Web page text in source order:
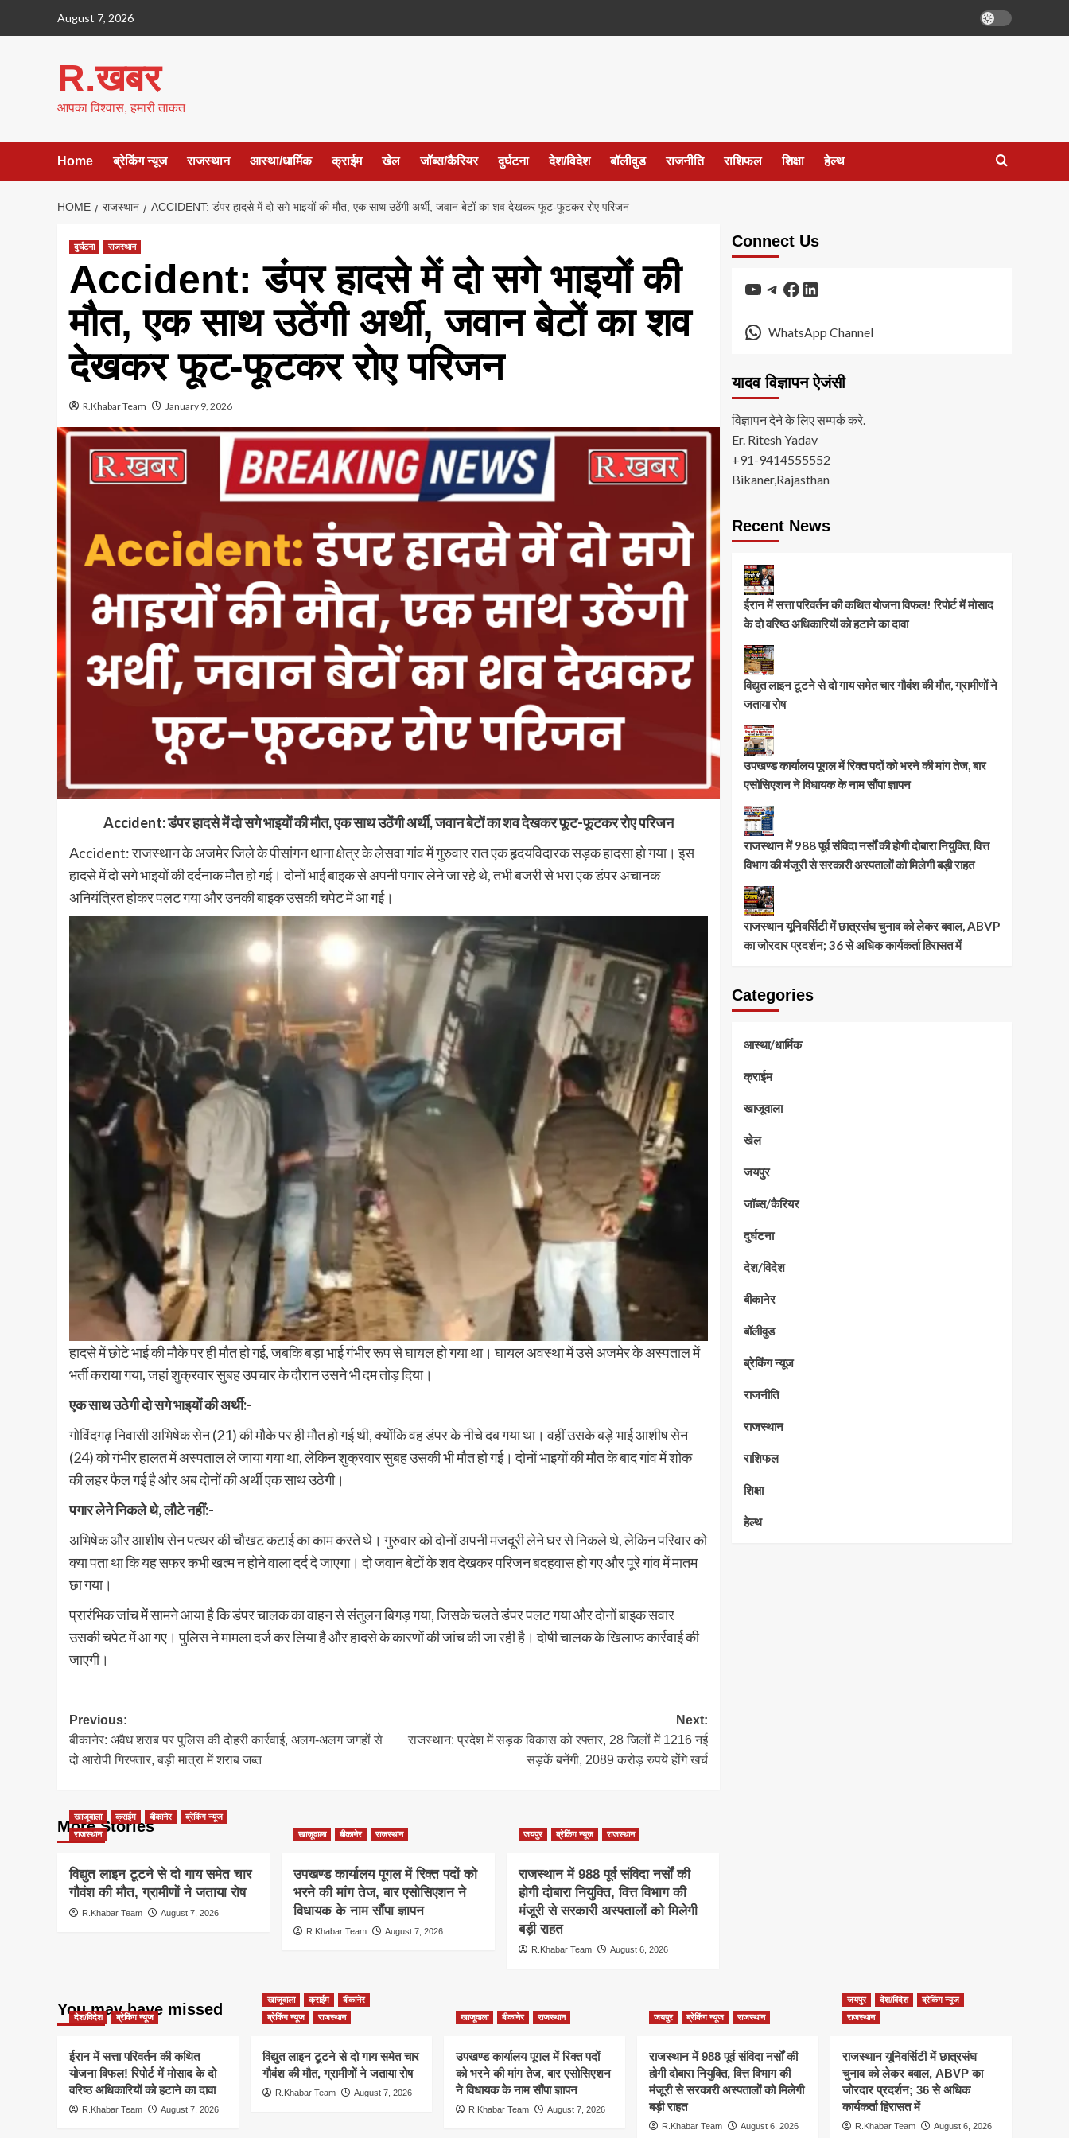
August 7, 2026
R.खबर
आपका विश्वास, हमारी ताकत
Home ब्रेकिंग न्यूज राजस्थान आस्था/धार्मिक क्राईम खेल जॉब्स/कैरियर दुर्घटना देश/विदेश बॉलीवुड राजनीति राशिफल शिक्षा हेल्थ
HOME राजस्थान ACCIDENT: डंपर हादसे में दो सगे भाइयों की मौत, एक साथ उठेंगी अर्थी, जवान बेटों का शव देखकर फूट-फूटकर रोए परिजन
दुर्घटना राजस्थान
Accident: डंपर हादसे में दो सगे भाइयों की
मौत, एक साथ उठेंगी अर्थी, जवान बेटों का शव
देखकर फूट-फूटकर रोए परिजन
R.Khabar Team January 9, 2026
Accident: डंपर हादसे में दो सगे भाइयों की मौत, एक साथ उठेंगी अर्थी, जवान बेटों का शव देखकर फूट-फूटकर रोए परिजन
Accident: राजस्थान के अजमेर जिले के पीसांगन थाना क्षेत्र के लेसवा गांव में गुरुवार रात एक हृदयविदारक सड़क हादसा हो गया। इस
हादसे में दो सगे भाइयों की दर्दनाक मौत हो गई। दोनों भाई बाइक से अपनी पगार लेने जा रहे थे, तभी बजरी से भरा एक डंपर अचानक
अनियंत्रित होकर पलट गया और उनकी बाइक उसकी चपेट में आ गई।
हादसे में छोटे भाई की मौके पर ही मौत हो गई, जबकि बड़ा भाई गंभीर रूप से घायल हो गया था। घायल अवस्था में उसे अजमेर के अस्पताल में
भर्ती कराया गया, जहां शुक्रवार सुबह उपचार के दौरान उसने भी दम तोड़ दिया।
एक साथ उठेगी दो सगे भाइयों की अर्थी:-
गोविंदगढ़ निवासी अभिषेक सेन (21) की मौके पर ही मौत हो गई थी, क्योंकि वह डंपर के नीचे दब गया था। वहीं उसके बड़े भाई आशीष सेन
(24) को गंभीर हालत में अस्पताल ले जाया गया था, लेकिन शुक्रवार सुबह उसकी भी मौत हो गई। दोनों भाइयों की मौत के बाद गांव में शोक
की लहर फैल गई है और अब दोनों की अर्थी एक साथ उठेगी।
पगार लेने निकले थे, लौटे नहीं:-
अभिषेक और आशीष सेन पत्थर की चौखट कटाई का काम करते थे। गुरुवार को दोनों अपनी मजदूरी लेने घर से निकले थे, लेकिन परिवार को
क्या पता था कि यह सफर कभी खत्म न होने वाला दर्द दे जाएगा। दो जवान बेटों के शव देखकर परिजन बदहवास हो गए और पूरे गांव में मातम
छा गया।
प्रारंभिक जांच में सामने आया है कि डंपर चालक का वाहन से संतुलन बिगड़ गया, जिसके चलते डंपर पलट गया और दोनों बाइक सवार
उसकी चपेट में आ गए। पुलिस ने मामला दर्ज कर लिया है और हादसे के कारणों की जांच की जा रही है। दोषी चालक के खिलाफ कार्रवाई की
जाएगी।
Post
navigation
Previous:
बीकानेर: अवैध शराब पर पुलिस की दोहरी कार्रवाई, अलग-अलग जगहों से
दो आरोपी गिरफ्तार, बड़ी मात्रा में शराब जब्त
Next:
राजस्थान: प्रदेश में सड़क विकास को रफ्तार, 28 जिलों में 1216 नई
सड़कें बनेंगी, 2089 करोड़ रुपये होंगे खर्च
More Stories
खाजूवाला क्राईम बीकानेर
ब्रेकिंग न्यूज
राजस्थान
विद्युत लाइन टूटने से दो गाय समेत चार
गौवंश की मौत, ग्रामीणों ने जताया रोष
R.Khabar Team August 7, 2026
खाजूवाला बीकानेर राजस्थान
उपखण्ड कार्यालय पूगल में रिक्त पदों को
भरने की मांग तेज, बार एसोसिएशन ने
विधायक के नाम सौंपा ज्ञापन
R.Khabar Team August 7, 2026
जयपुर ब्रेकिंग न्यूज राजस्थान
राजस्थान में 988 पूर्व संविदा नर्सों की
होगी दोबारा नियुक्ति, वित्त विभाग की
मंजूरी से सरकारी अस्पतालों को मिलेगी
बड़ी राहत
R.Khabar Team August 6, 2026
Connect Us
YouTube
Telegram
Facebook
LinkedIn
WhatsApp Channel
यादव विज्ञापन ऐजंसी
विज्ञापन देने के लिए सम्पर्क करे.
Er. Ritesh Yadav
+91-9414555552
Bikaner,Rajasthan
Recent News
ईरान में सत्ता परिवर्तन की कथित योजना विफल! रिपोर्ट में मोसाद
के दो वरिष्ठ अधिकारियों को हटाने का दावा
विद्युत लाइन टूटने से दो गाय समेत चार गौवंश की मौत, ग्रामीणों ने
जताया रोष
उपखण्ड कार्यालय पूगल में रिक्त पदों को भरने की मांग तेज, बार
एसोसिएशन ने विधायक के नाम सौंपा ज्ञापन
राजस्थान में 988 पूर्व संविदा नर्सों की होगी दोबारा नियुक्ति, वित्त
विभाग की मंजूरी से सरकारी अस्पतालों को मिलेगी बड़ी राहत
राजस्थान यूनिवर्सिटी में छात्रसंघ चुनाव को लेकर बवाल, ABVP
का जोरदार प्रदर्शन; 36 से अधिक कार्यकर्ता हिरासत में
Categories
आस्था/धार्मिक
क्राईम
खाजूवाला
खेल
जयपुर
जॉब्स/कैरियर
दुर्घटना
देश/विदेश
बीकानेर
बॉलीवुड
ब्रेकिंग न्यूज
राजनीति
राजस्थान
राशिफल
शिक्षा
हेल्थ
You may have missed
देश/विदेश ब्रेकिंग न्यूज
ईरान में सत्ता परिवर्तन की कथित
योजना विफल! रिपोर्ट में मोसाद के दो
वरिष्ठ अधिकारियों को हटाने का दावा
R.Khabar Team August 7, 2026
खाजूवाला क्राईम
बीकानेर
ब्रेकिंग न्यूज
राजस्थान
विद्युत लाइन टूटने से दो गाय समेत चार
गौवंश की मौत, ग्रामीणों ने जताया रोष
R.Khabar Team August 7, 2026
खाजूवाला बीकानेर राजस्थान
उपखण्ड कार्यालय पूगल में रिक्त पदों
को भरने की मांग तेज, बार एसोसिएशन
ने विधायक के नाम सौंपा ज्ञापन
R.Khabar Team August 7, 2026
जयपुर ब्रेकिंग न्यूज राजस्थान
राजस्थान में 988 पूर्व संविदा नर्सों की
होगी दोबारा नियुक्ति, वित्त विभाग की
मंजूरी से सरकारी अस्पतालों को मिलेगी
बड़ी राहत
R.Khabar Team August 6, 2026
जयपुर देश/विदेश
ब्रेकिंग न्यूज
राजस्थान
राजस्थान यूनिवर्सिटी में छात्रसंघ
चुनाव को लेकर बवाल, ABVP का
जोरदार प्रदर्शन; 36 से अधिक
कार्यकर्ता हिरासत में
R.Khabar Team August 6, 2026